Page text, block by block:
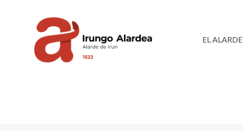
EL ALARDE